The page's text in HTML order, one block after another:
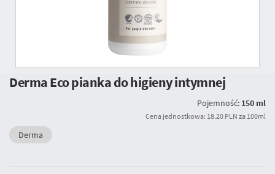
Derma Eco pianka do higieny intymnej
Pojemność: 150 ml
Cena jednostkowa: 18.20 PLN za 100ml
Derma